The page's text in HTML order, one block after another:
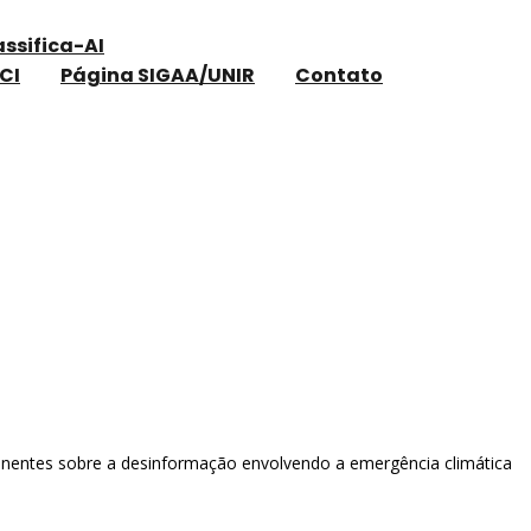
AI
Página SIGAA/UNIR Contato
sobre a desinformação envolvendo a emergência climática